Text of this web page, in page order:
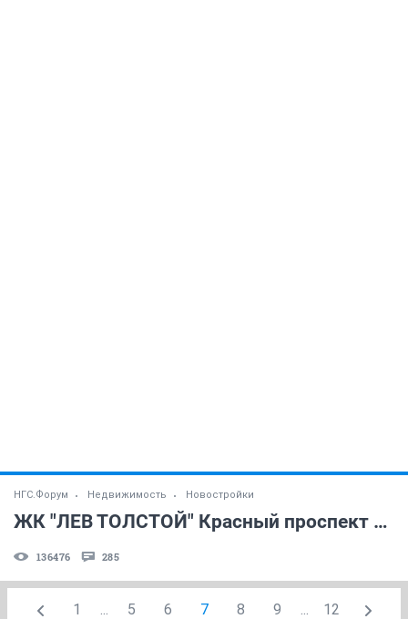
НГС.Форум Недвижимость Новостройки
ЖК "ЛЕВ ТОЛСТОЙ" Красный проспект 220, к7
136476 285
1 5 6 7 8 9 12